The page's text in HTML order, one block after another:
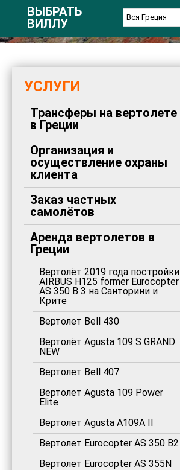
ВЫБРАТЬ
ВИЛЛУ
Вся Греция
УСЛУГИ
Трансферы на вертолете
в Греции
Организация и
осуществление охраны
клиента
Заказ частных
самолётов
Аренда вертолетов в
Греции
Вертолёт 2019 года постройки
AIRBUS H125 former Eurocopter
AS 350 B 3 на Санторини и
Крите
Вертолет Bell 430
Вертолёт Agusta 109 S GRAND
NEW
Вертолет Bell 407
Вертолет Agusta 109 Power
Elite
Вертолет Agusta A109A II
Вертолет Eurocopter AS 350 B2
Вертолет Eurocopter AS 355N